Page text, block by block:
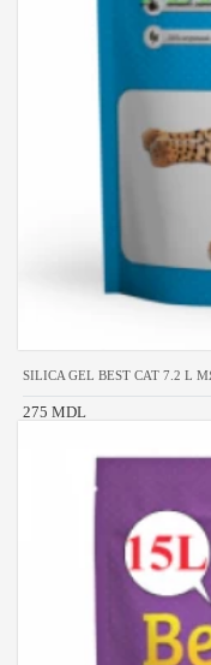
SILICA GEL BEST CAT 7.2 L
275 MDL